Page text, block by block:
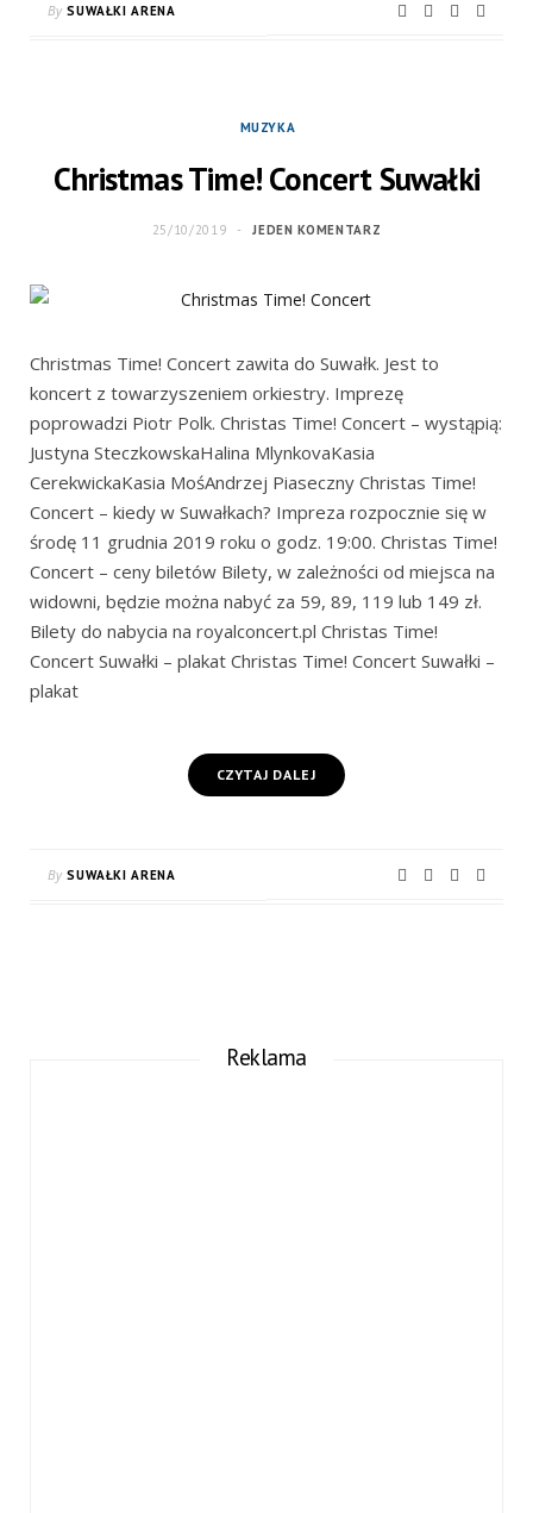
By SUWAŁKI ARENA
MUZYKA
Christmas Time! Concert Suwałki
25/10/2019 JEDEN KOMENTARZ
Christmas Time! Concert zawita do Suwałk. Jest to
koncert z towarzyszeniem orkiestry. Imprezę
poprowadzi Piotr Polk. Christas Time! Concert – wystąpią:
Justyna SteczkowskaHalina MlynkovaKasia
CerekwickaKasia MośAndrzej Piaseczny Christas Time!
Concert – kiedy w Suwałkach? Impreza rozpocznie się w
środę 11 grudnia 2019 roku o godz. 19:00. Christas Time!
Concert – ceny biletów Bilety, w zależności od miejsca na
widowni, będzie można nabyć za 59, 89, 119 lub 149 zł.
Bilety do nabycia na royalconcert.pl Christas Time!
Concert Suwałki – plakat Christas Time! Concert Suwałki –
plakat
CZYTAJ DALEJ
By SUWAŁKI ARENA
Reklama